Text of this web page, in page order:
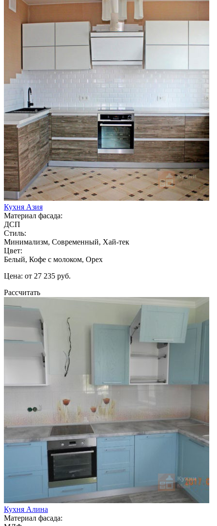
Кухня Азия
Материал фасада:
ДСП
Стиль:
Минимализм, Современный, Хай-тек
Цвет:
Белый, Кофе с молоком, Орех
Цена: от 27 235 руб.
Рассчитать
Кухня Алина
Материал фасада: